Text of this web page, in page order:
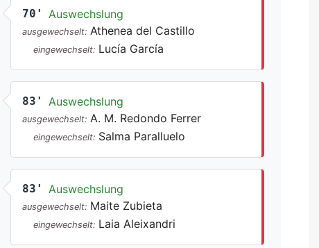
70' Auswechslung
ausgewechselt: Athenea del Castillo
eingewechselt: Lucía García
83' Auswechslung
ausgewechselt: A. M. Redondo Ferrer
eingewechselt: Salma Paralluelo
83' Auswechslung
ausgewechselt: Maite Zubieta
eingewechselt: Laia Aleixandri